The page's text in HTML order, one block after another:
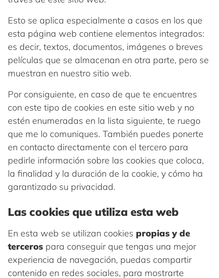
Esto se aplica especialmente a casos en los que
esta página web contiene elementos integrados:
es decir, textos, documentos, imágenes o breves
películas que se almacenan en otra parte, pero se
muestran en nuestro sitio web.
Por consiguiente, en caso de que te encuentres
con este tipo de cookies en este sitio web y no
estén enumeradas en la lista siguiente, te ruego
que me lo comuniques. También puedes ponerte
en contacto directamente con el tercero para
pedirle información sobre las cookies que coloca,
la finalidad y la duración de la cookie, y cómo ha
garantizado su privacidad.
Las cookies que utiliza esta web
En esta web se utilizan cookies propias y de
terceros para conseguir que tengas una mejor
experiencia de navegación, puedas compartir
contenido en redes sociales, para mostrarte